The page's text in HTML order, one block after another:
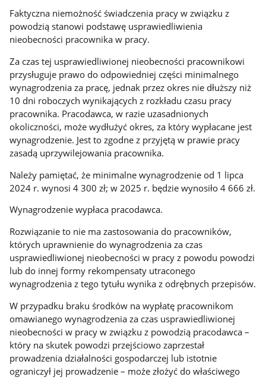
Faktyczna niemożność świadczenia pracy w związku z
powodzią stanowi podstawę usprawiedliwienia
nieobecności pracownika w pracy.
Za czas tej usprawiedliwionej nieobecności pracownikowi
przysługuje prawo do odpowiedniej części minimalnego
wynagrodzenia za pracę, jednak przez okres nie dłuższy niż
10 dni roboczych wynikających z rozkładu czasu pracy
pracownika. Pracodawca, w razie uzasadnionych
okoliczności, może wydłużyć okres, za który wypłacane jest
wynagrodzenie. Jest to zgodne z przyjętą w prawie pracy
zasadą uprzywilejowania pracownika.
Należy pamiętać, że minimalne wynagrodzenie od 1 lipca
2024 r. wynosi 4 300 zł; w 2025 r. będzie wynosiło 4 666 zł.
Wynagrodzenie wypłaca pracodawca.
Rozwiązanie to nie ma zastosowania do pracowników,
których uprawnienie do wynagrodzenia za czas
usprawiedliwionej nieobecności w pracy z powodu powodzi
lub do innej formy rekompensaty utraconego
wynagrodzenia z tego tytułu wynika z odrębnych przepisów.
W przypadku braku środków na wypłatę pracownikom
omawianego wynagrodzenia za czas usprawiedliwionej
nieobecności w pracy w związku z powodzią pracodawca –
który na skutek powodzi przejściowo zaprzestał
prowadzenia działalności gospodarczej lub istotnie
ograniczył jej prowadzenie – może złożyć do właściwego